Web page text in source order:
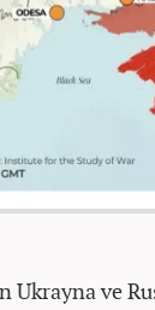
Ukrayna ve